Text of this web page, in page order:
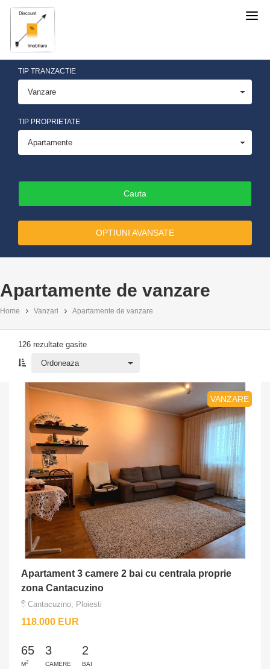
Discount
Imobiliare
TIP TRANZACTIE
Vanzare
TIP PROPRIETATE
Apartamente
OPTIUNI AVANSATE
Apartamente de vanzare
Home Vanzari Apartamente de vanzare
126 rezultate gasite
Ordoneaza
Ordoneaza
VANZARE
Apartament 3 camere 2 bai cu centrala proprie
zona Cantacuzino
Cantacuzino, Ploiesti
118.000 EUR
65
M2
3
CAMERE
2
BAI